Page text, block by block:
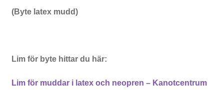
(Byte latex mudd)
Lim för byte hittar du här:
Lim för muddar i latex och neopren – Kanotcentrum